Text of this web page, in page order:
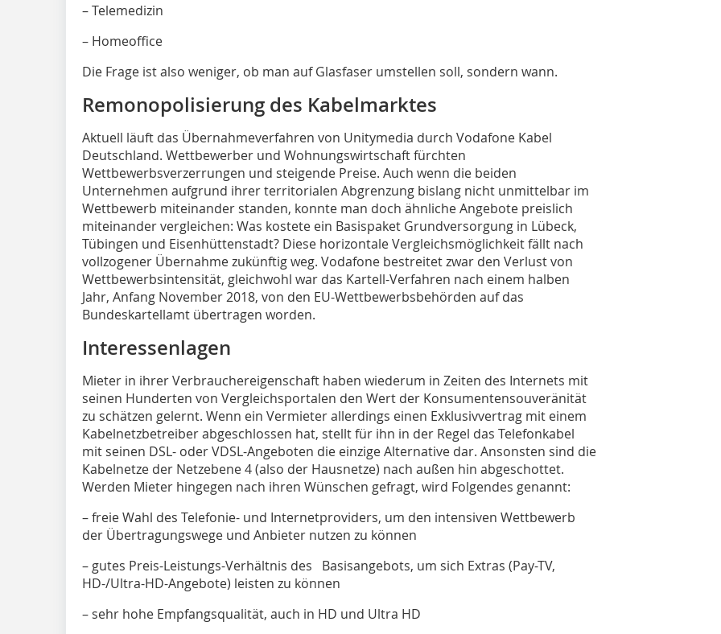
– Telemedizin
– Homeoffice
Die Frage ist also weniger, ob man auf Glasfaser umstellen soll, sondern wann.
Remonopolisierung des Kabelmarktes
Aktuell läuft das Übernahmeverfahren von Unitymedia durch Vodafone Kabel
Deutschland. Wettbewerber und Wohnungswirtschaft fürchten
Wettbewerbsverzerrungen und steigende Preise. Auch wenn die beiden
Unternehmen aufgrund ihrer territorialen Abgrenzung bislang nicht unmittelbar im
Wettbewerb miteinander standen, konnte man doch ähnliche Angebote preislich
miteinander vergleichen: Was kostete ein Basispaket Grundversorgung in Lübeck,
Tübingen und Eisenhüttenstadt? Diese horizontale Vergleichsmöglichkeit fällt nach
vollzogener Übernahme zukünftig weg. Vodafone bestreitet zwar den Verlust von
Wettbewerbsintensität, gleichwohl war das Kartell-Verfahren nach einem halben
Jahr, Anfang November 2018, von den EU-Wettbewerbsbehörden auf das
Bundeskartellamt übertragen worden.
Interessenlagen
Mieter in ihrer Verbrauchereigenschaft haben wiederum in Zeiten des Internets mit
seinen Hunderten von Vergleichsportalen den Wert der Konsumentensouveränität
zu schätzen gelernt. Wenn ein Vermieter allerdings einen Exklusivvertrag mit einem
Kabelnetzbetreiber abgeschlossen hat, stellt für ihn in der Regel das Telefonkabel
mit seinen DSL- oder VDSL-Angeboten die einzige Alternative dar. Ansonsten sind die
Kabelnetze der Netzebene 4 (also der Hausnetze) nach außen hin abgeschottet.
Werden Mieter hingegen nach ihren Wünschen gefragt, wird Folgendes genannt:
– freie Wahl des Telefonie- und Internetproviders, um den intensiven Wettbewerb
der Übertragungswege und Anbieter nutzen zu können
– gutes Preis-Leistungs-Verhältnis des Basisangebots, um sich Extras (Pay-TV,
HD-/Ultra-HD-Angebote) leisten zu können
– sehr hohe Empfangsqualität, auch in HD und Ultra HD